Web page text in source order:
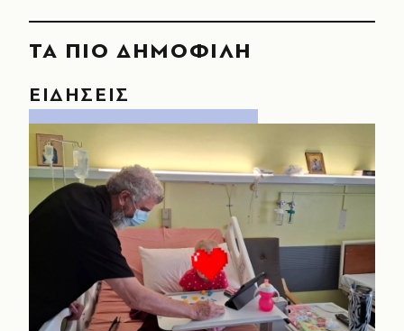
ΤΑ ΠΙΟ ΔΗΜΟΦΙΛΗ
ΕΙΔΗΣΕΙΣ